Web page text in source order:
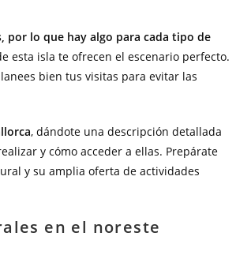
por lo que hay algo para cada tipo de
esta isla te ofrecen el escenario perfecto.
bien tus visitas para evitar las
, dándote una descripción detallada
y cómo acceder a ellas. Prepárate
y su amplia oferta de actividades
en el noreste